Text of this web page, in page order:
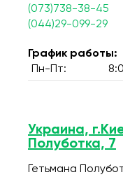
(073)738-38-45
(044)29-099-29
График работы:
Пн-Пт:
Украина,
Полуботка, 7
Гетьмана